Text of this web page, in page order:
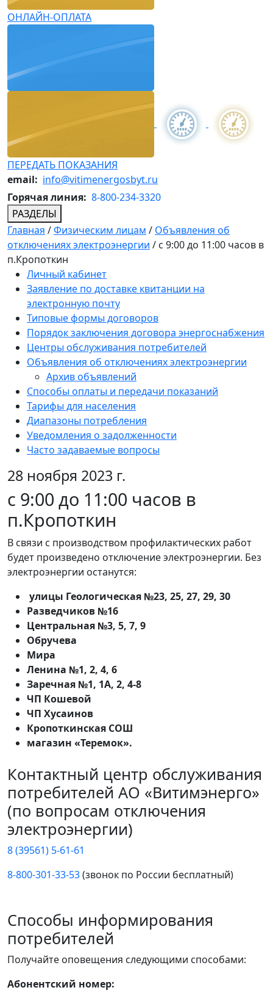
ОНЛАЙН-ОПЛАТА
ПЕРЕДАТЬ ПОКАЗАНИЯ
email: info@vitimenergosbyt.ru
Горячая линия: 8-800-234-3320
РАЗДЕЛЫ
Главная /Физическим лицам / Объявления об
отключениях электроэнергии / с 9:00 до 11:00 часов в
п.Кропоткин
Личный кабинет
Заявление по доставке квитанции на
электронную почту
Типовые формы договоров
Порядок заключения договора энергоснабжения
Центры обслуживания потребителей
Объявления об отключениях электроэнергии
Архив объявлений
Способы оплаты и передачи показаний
Тарифы для населения
Диапазоны потребления
Уведомления о задолженности
Часто задаваемые вопросы
28 ноября 2023 г.
с 9:00 до 11:00 часов в
п.Кропоткин
В связи с производством профилактических работ
будет произведено отключение электроэнергии. Без
электроэнергии останутся:
улицы Геологическая №23, 25, 27, 29, 30
Разведчиков №16
Центральная №3, 5, 7, 9
Обручева
Мира
Ленина №1, 2, 4, 6
Заречная №1, 1А, 2, 4-8
ЧП Кошевой
ЧП Хусаинов
Кропоткинская СОШ
магазин «Теремок».
Контактный центр обслуживания
потребителей АО «Витимэнерго»
(по вопросам отключения
электроэнергии)
8 (39561) 5-61-61
8-800-301-33-53(звонок по России бесплатный)
Способы информирования
потребителей
Получайте оповещения следующими способами:
Абонентский номер: